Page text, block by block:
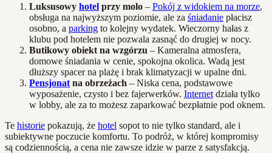
Luksusowy hotel przy molo – Pokój z widokiem na morze,
obsługa na najwyższym poziomie, ale za śniadanie płacisz
osobno, a parking to kolejny wydatek. Wieczorny hałas z
klubu pod hotelem nie pozwala zasnąć do drugiej w nocy.
Butikowy obiekt na wzgórzu – Kameralna atmosfera,
domowe śniadania w cenie, spokojna okolica. Wadą jest
dłuższy spacer na plażę i brak klimatyzacji w upalne dni.
Pensjonat na obrzeżach – Niska cena, podstawowe
wyposażenie, czysto i bez fajerwerków. Internet działa tylko
w lobby, ale za to możesz zaparkować bezpłatnie pod oknem.
Te historie pokazują, że hotel sopot to nie tylko standard, ale i
subiektywne poczucie komfortu. To podróż, w której kompromisy
są codziennością, a cena nie zawsze idzie w parze z satysfakcją.